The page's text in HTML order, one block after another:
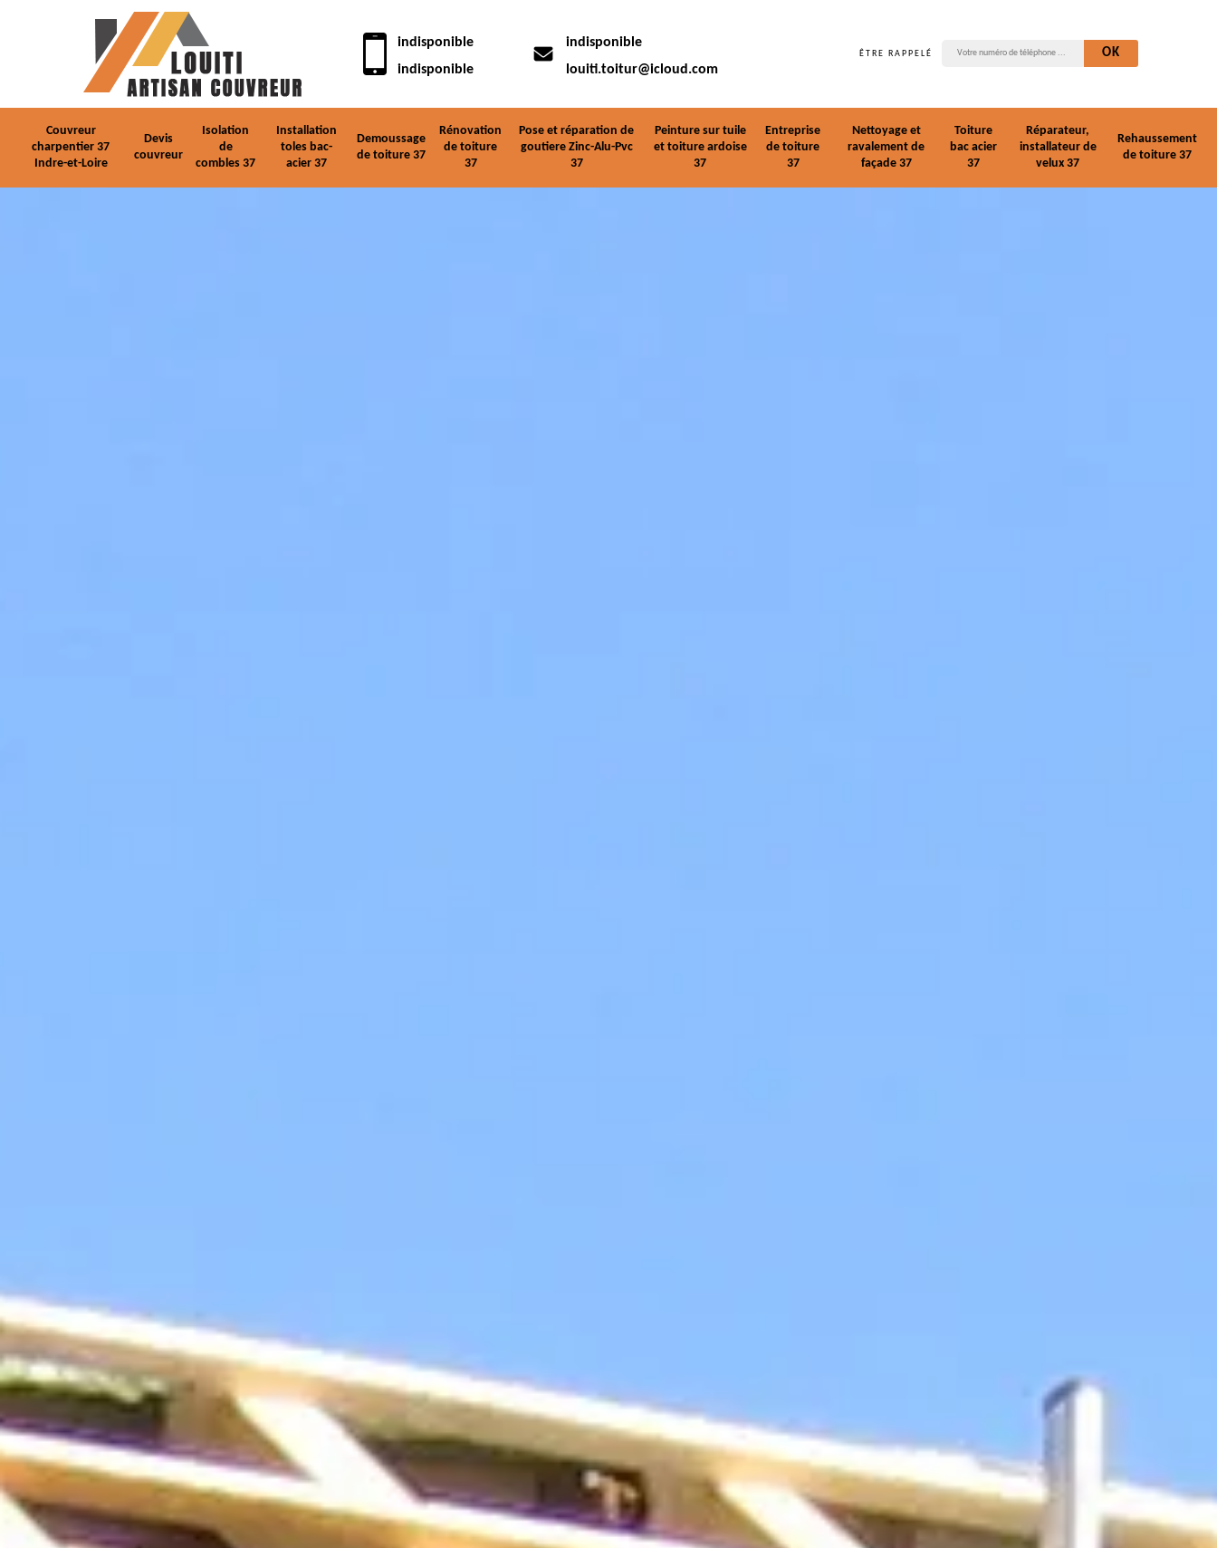
indisponible
indisponible
indisponible
louiti.toitur@icloud.com
ÊTRE RAPPELÉ
Couvreur
charpentier 37
Indre-et-Loire
Devis
couvreur
Isolation
de
combles 37
Installation
toles bac-
acier 37
Demoussage
de toiture 37
Rénovation
de toiture
37
Pose et réparation de
goutiere Zinc-Alu-Pvc
37
Peinture sur tuile
et toiture ardoise
37
Entreprise
de toiture
37
Nettoyage et
ravalement de
façade 37
Toiture
bac acier
37
Réparateur,
installateur de
velux 37
Rehaussement
de toiture 37